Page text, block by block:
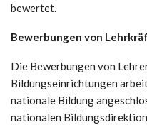
bewertet.
Bewerbungen von
Die Bewerbungen von
Bildungseinrichtungen
nationale Bildung
nationalen